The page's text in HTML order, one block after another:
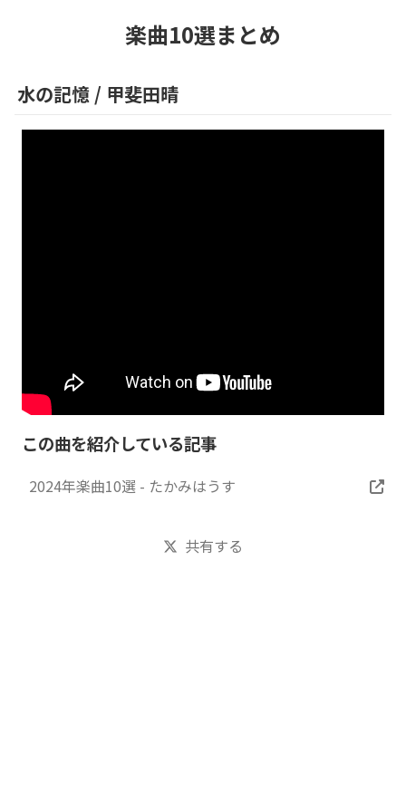
楽曲10選まとめ
水の記憶 / 甲斐田晴
この曲を紹介している記事
2024年楽曲10選 - たかみはうす
共有する